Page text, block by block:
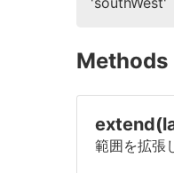
Methods
範囲を拡張